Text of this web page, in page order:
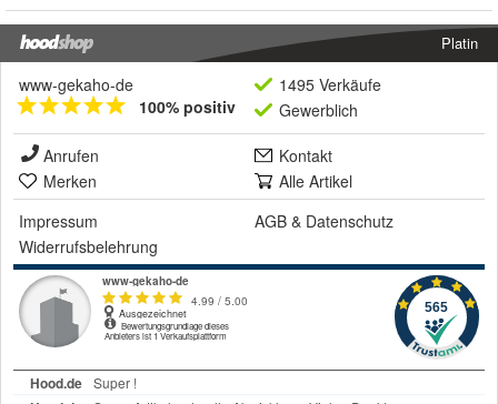
Platin
www-gekaho-de
100% positiv
1495 Verkäufe
Gewerblich
Anrufen
Kontakt
Merken
Alle Artikel
Impressum
AGB & Datenschutz
Widerrufsbelehrung